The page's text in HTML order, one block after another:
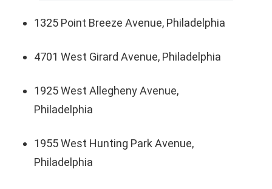
1325 Point Breeze Avenue, Philadelphia
4701 West Girard Avenue, Philadelphia
1925 West Allegheny Avenue,
Philadelphia
1955 West Hunting Park Avenue,
Philadelphia